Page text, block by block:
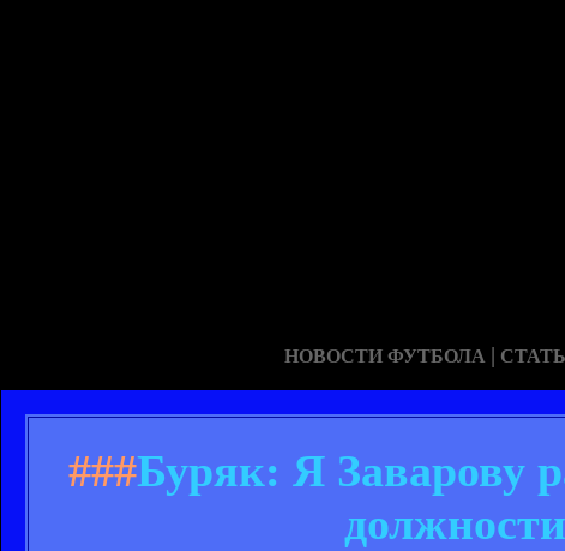
НОВОСТИ ФУТБОЛА |
###Буряк: Я Заварову